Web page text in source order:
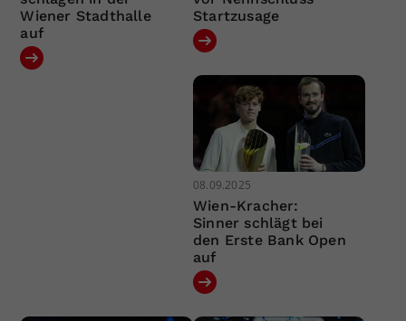
Wiener Stadthalle
auf
Startzusage
08.09.2025
Wien-Kracher:
Sinner schlägt bei
den Erste Bank Open
auf